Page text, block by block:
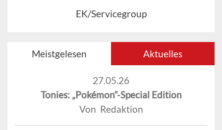
EK/Servicegroup
Meistgelesen Aktuelles
27.05.26
Tonies: „Pokémon“-Special Edition
Von Redaktion